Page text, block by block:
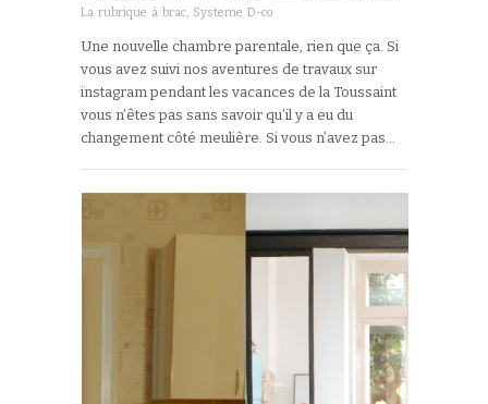
La rubrique à brac, Systeme D-co
Une nouvelle chambre parentale, rien que ça. Si
vous avez suivi nos aventures de travaux sur
instagram pendant les vacances de la Toussaint
vous n’êtes pas sans savoir qu’il y a eu du
changement côté meulière. Si vous n’avez pas…